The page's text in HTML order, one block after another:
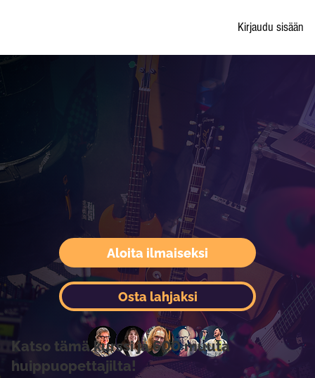
Kirjaudu sisään
Aloita ilmaiseksi
Katso tämä kurssi ja 600 muuta
huippuopettajilta!
Osta lahjaksi